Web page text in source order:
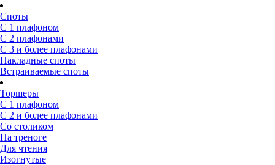
Споты
С 1 плафоном
С 2 плафонами
С 3 и более плафонами
Накладные споты
Встраиваемые споты
Торшеры
С 1 плафоном
С 2 и более плафонами
Со столиком
На треноге
Для чтения
Изогнутые